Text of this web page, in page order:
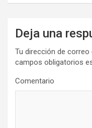
Deja una
Tu dirección de
campos obligatorios
Comentario